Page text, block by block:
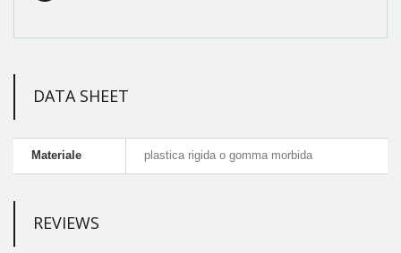
DATA SHEET
Materiale plastica rigida o gomma morbida
REVIEWS